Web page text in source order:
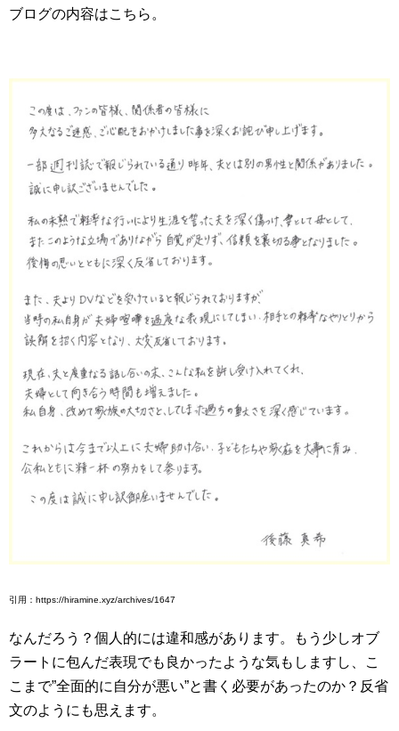
ブログの内容はこちら。
引用：https://hiramine.xyz/archives/1647
なんだろう？個人的には違和感があります。もう少しオブ
ラートに包んだ表現でも良かったような気もしますし、こ
こまで”全面的に自分が悪い”と書く必要があったのか？反省
文のようにも思えます。